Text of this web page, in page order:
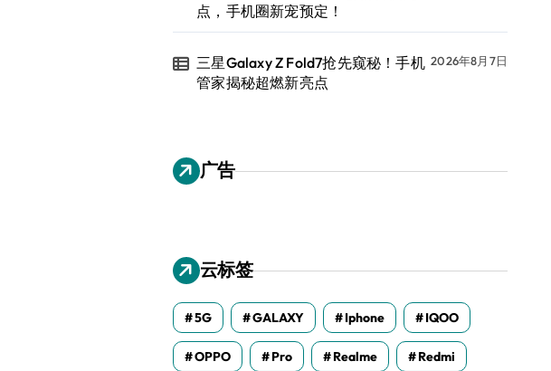
点，手机圈新宠预定！
三星Galaxy Z Fold7抢先窥秘！手机
管家揭秘超燃新亮点
2026年8月7日
广告
云标签
5G GALAXY Iphone IQOO
OPPO Pro Realme Redmi